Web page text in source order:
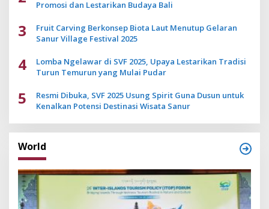
Promosi dan Lestarikan Budaya Bali
3
Fruit Carving Berkonsep Biota Laut Menutup Gelaran
Sanur Village Festival 2025
4
Lomba Ngelawar di SVF 2025, Upaya Lestarikan Tradisi
Turun Temurun yang Mulai Pudar
5
Resmi Dibuka, SVF 2025 Usung Spirit Guna Dusun untuk
Kenalkan Potensi Destinasi Wisata Sanur
World